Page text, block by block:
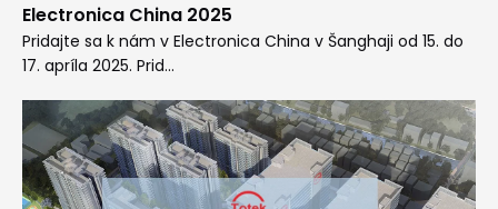
Electronica China 2025
Pridajte sa k nám v Electronica China v Šanghaji od 15. do
17. apríla 2025. Prid...